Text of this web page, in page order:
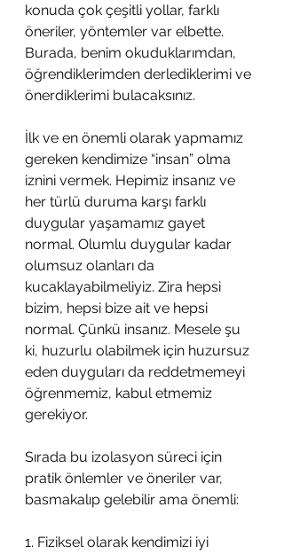
konuda çok çeşitli yollar, farklı
öneriler, yöntemler var elbette.
Burada, benim okuduklarımdan,
öğrendiklerimden derlediklerimi ve
önerdiklerimi bulacaksınız.
İlk ve en önemli olarak yapmamız
gereken kendimize “insan” olma
iznini vermek. Hepimiz insanız ve
her türlü duruma karşı farklı
duygular yaşamamız gayet
normal. Olumlu duygular kadar
olumsuz olanları da
kucaklayabilmeliyiz. Zira hepsi
bizim, hepsi bize ait ve hepsi
normal. Çünkü insanız. Mesele şu
ki, huzurlu olabilmek için huzursuz
eden duyguları da reddetmemeyi
öğrenmemiz, kabul etmemiz
gerekiyor.
Sırada bu izolasyon süreci için
pratik önlemler ve öneriler var,
basmakalıp gelebilir ama önemli:
1. Fiziksel olarak kendimizi iyi